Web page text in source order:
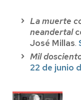
La muerte
neandertal
José Millas.
Mil
22 de junio